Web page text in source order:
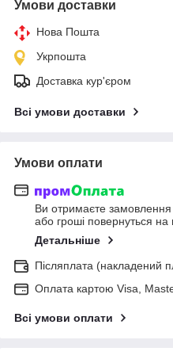
Умови доставки
Нова Пошта
Укрпошта
Доставка кур'єром
Всі умови доставки
Умови оплати
Ви отримаєте замовлення
або гроші повернуться на
Детальніше
Післяплата (накладений
Оплата картою Visa,
Всі умови оплати